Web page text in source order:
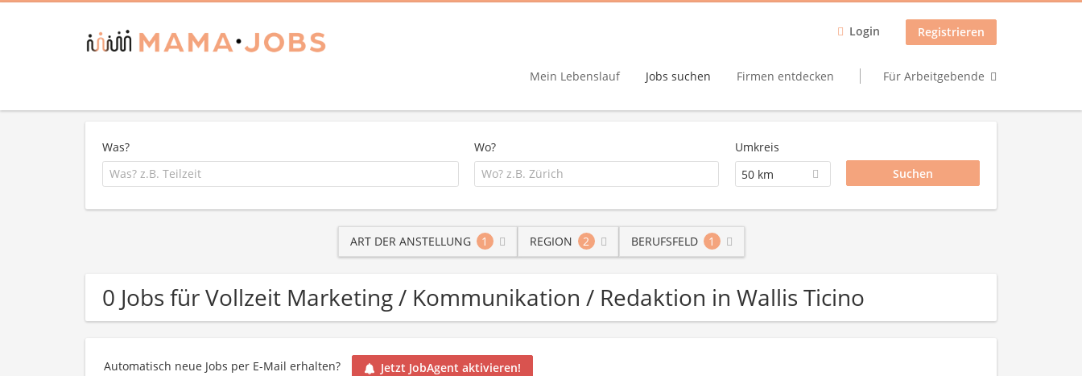
Login Registrieren
Mein Lebenslauf Jobs suchen Firmen entdecken Für Arbeitgebende
Was? Wo?
Umkreis
50 km
ART DER ANSTELLUNG 1 REGION 2 BERUFSFELD 1
0 Jobs für Vollzeit Marketing / Kommunikation / Redaktion in Wallis Ticino
Automatisch neue Jobs per E-Mail erhalten? Jetzt JobAgent aktivieren!